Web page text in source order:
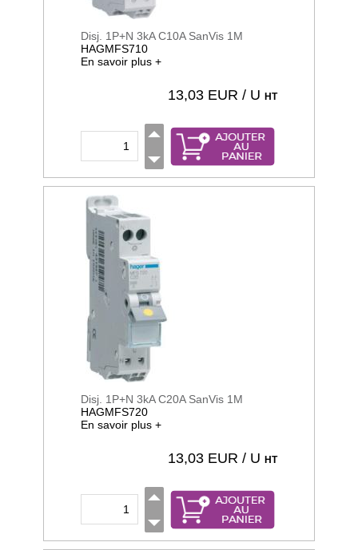
Disj. 1P+N 3kA C10A SanVis 1M
HAGMFS710
En savoir plus +
13,03 EUR / U HT
Disj. 1P+N 3kA C20A SanVis 1M
HAGMFS720
En savoir plus +
13,03 EUR / U HT